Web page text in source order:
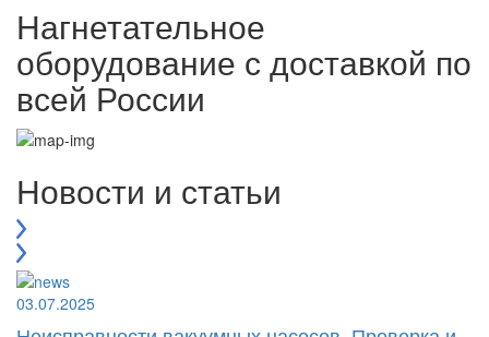
Нагнетательное
оборудование с доставкой по
всей России
Новости и статьи
03.07.2025